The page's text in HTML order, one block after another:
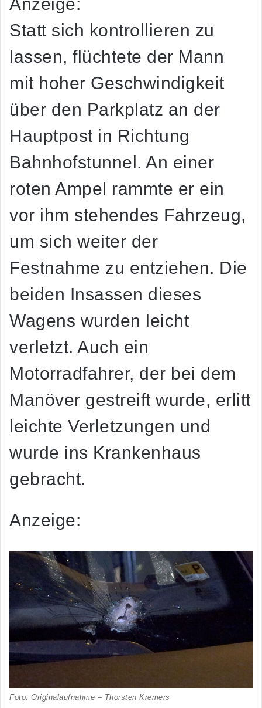
Anzeige:
Statt sich kontrollieren zu
lassen, flüchtete der Mann
mit hoher Geschwindigkeit
über den Parkplatz an der
Hauptpost in Richtung
Bahnhofstunnel. An einer
roten Ampel rammte er ein
vor ihm stehendes Fahrzeug,
um sich weiter der
Festnahme zu entziehen. Die
beiden Insassen dieses
Wagens wurden leicht
verletzt. Auch ein
Motorradfahrer, der bei dem
Manöver gestreift wurde, erlitt
leichte Verletzungen und
wurde ins Krankenhaus
gebracht.
Anzeige:
Foto: Originalaufnahme – Thorsten Kremers